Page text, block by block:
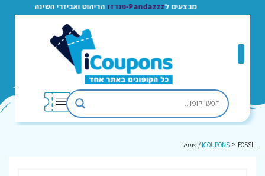
מבצעים לPandazzz-פנדזז הריהוט ואביזרי השינה
ICOUPONS > FOSSIL / פוסיל